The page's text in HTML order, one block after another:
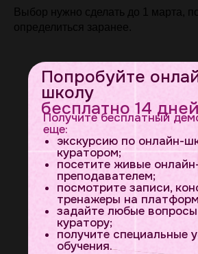
Выбор нужно сделать до 1 марта,
определиться заранее.
Попробуйте
школу
бесплатно 14 дней
Получите бесплатный
еще:
экскурсию по онлайн-
куратором;
посетите живые
преподавателем;
посмотрите записи,
тренажеры на
задайте любые
куратору;
получите специальные
обучения.